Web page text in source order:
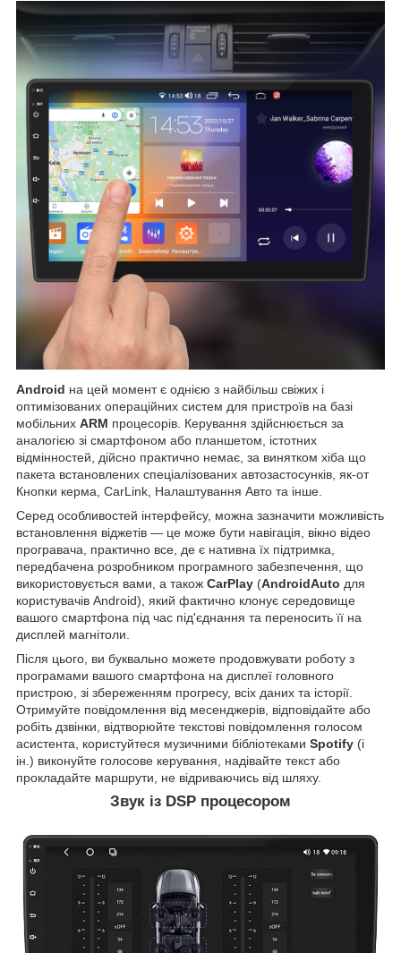
Android на цей момент є однією з найбільш свіжих і
оптимізованих операційних систем для пристроїв на базі
мобільних ARM процесорів. Керування здійснюється за
аналогією зі смартфоном або планшетом, істотних
відмінностей, дійсно практично немає, за винятком хіба що
пакета встановлених спеціалізованих автозастосунків, як-от
Кнопки керма, CarLink, Налаштування Авто та інше.
Серед особливостей інтерфейсу, можна зазначити можливість
встановлення віджетів — це може бути навігація, вікно відео
програвача, практично все, де є нативна їх підтримка,
передбачена розробником програмного забезпечення, що
використовується вами, а також CarPlay (AndroidAuto для
користувачів Android), який фактично клонує середовище
вашого смартфона під час під'єднання та переносить її на
дисплей магнітоли.
Після цього, ви буквально можете продовжувати роботу з
програмами вашого смартфона на дисплеї головного
пристрою, зі збереженням прогресу, всіх даних та історії.
Отримуйте повідомлення від месенджерів, відповідайте або
робіть дзвінки, відтворюйте текстові повідомлення голосом
асистента, користуйтеся музичними бібліотеками Spotify (і
ін.) виконуйте голосове керування, надівайте текст або
прокладайте маршрути, не відриваючись від шляху.
Звук із DSP процесором